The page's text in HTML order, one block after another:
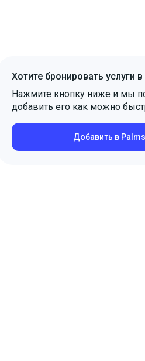
Хотите бронировать услуги
Нажмите кнопку ниже и мы
добавить его как можно
Добавить в Palms